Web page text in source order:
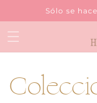
directamente
al contenido
Sólo se